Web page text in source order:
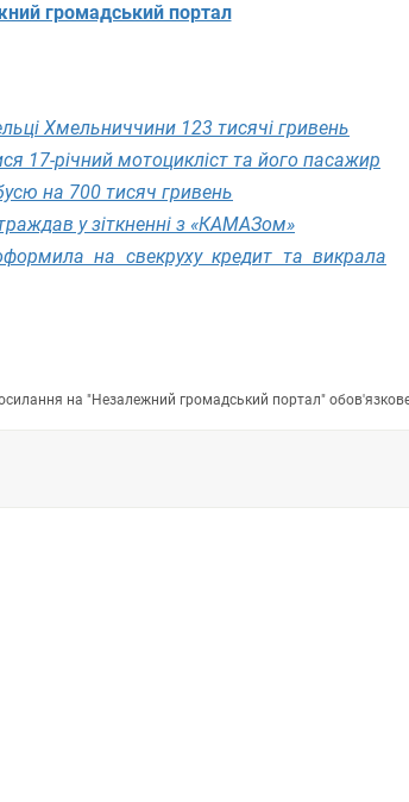
громадський портал
Хмельниччини 123 тисячі гривень
17-річний мотоцикліст та його пасажир
на 700 тисяч гривень
у зіткненні з «КАМАЗом»
на свекруху кредит та викрала
на "Незалежний громадський портал"